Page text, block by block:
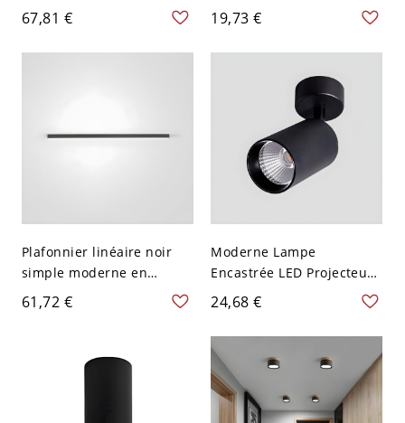
1-Ampoule Style
Contemporain avec
Auvent Rond pour Couloir
67,81 €
Plafonnier Cylindre en
Aluminium - 110 V-120 V
Noir Chaud 10,16 cm
19,73 €
Plafonnier linéaire noir
simple moderne en
aluminium et acrylique
pour salon
61,72 €
Moderne Lampe
Encastrée LED Projecteur
Cylindrique Rotatif
Plafonnier 1-Lumière
Aluminium - 110 V-120 V
Noir Chaud 7w
24,68 €